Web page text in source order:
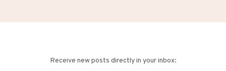
Receive new posts directly in your inbox: